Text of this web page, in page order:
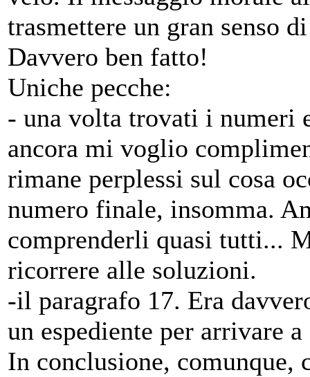
trasmettere un gran senso
Davvero ben fatto!
Uniche pecche:
- una volta trovati i numeri
ancora mi voglio
rimane perplessi sul cosa
numero finale, insomma.
comprenderli quasi tutti...
ricorrere alle soluzioni.
-il paragrafo 17. Era
un espediente per arrivare
In conclusione, comunque,